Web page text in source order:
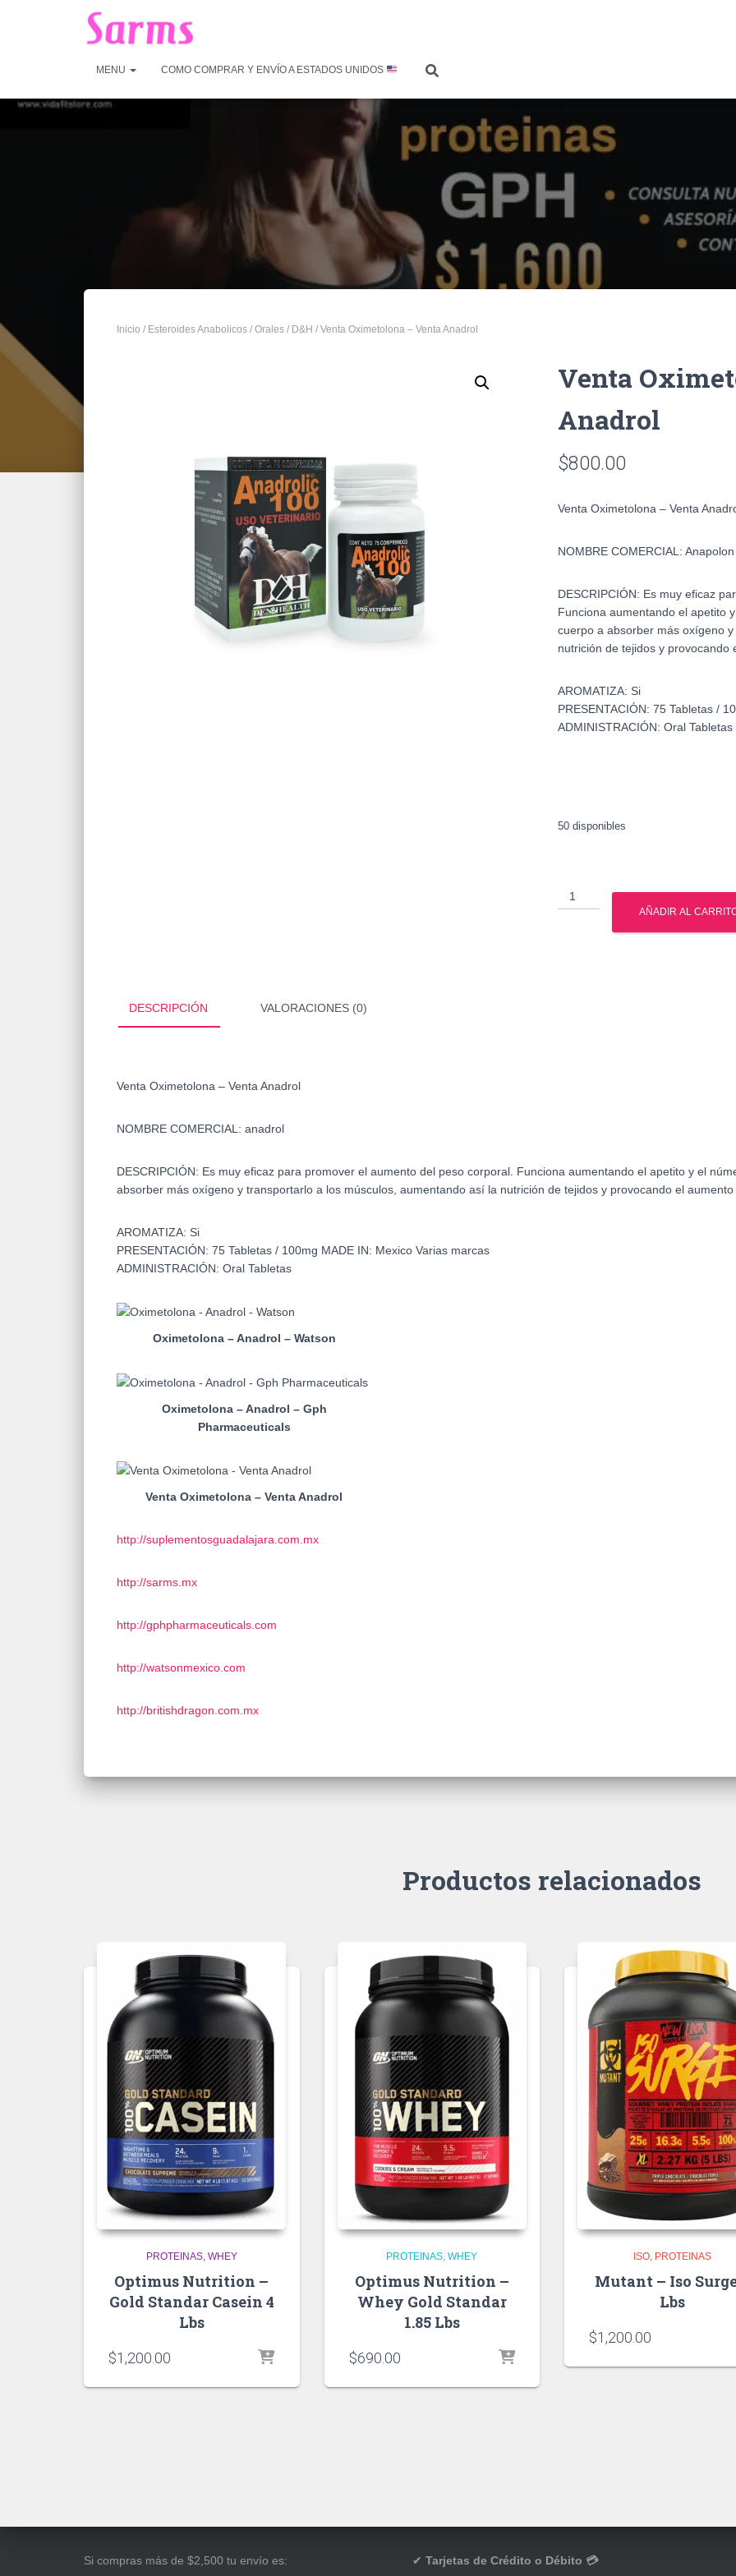
MENU COMO COMPRAR Y ENVÍO A ESTADOS UNIDOS
Inicio / Esteroides Anabolicos / Orales / D&H / Venta Oximetolona – Venta Anadrol
Venta
Anadrol
$800.00
Venta Oximetolona – Venta
NOMBRE COMERCIAL: Anapolon
DESCRIPCIÓN: Es muy eficaz
Funciona aumentando el apetito
cuerpo a absorber más oxígeno
nutrición de tejidos y provocando
AROMATIZA: Si
PRESENTACIÓN: 75 Tabletas /
ADMINISTRACIÓN: Oral Tabletas
50 disponibles
Venta
Oximetolona
AÑADIR AL
DESCRIPCIÓN VALORACIONES (0)
Venta Oximetolona – Venta Anadrol
NOMBRE COMERCIAL: anadrol
DESCRIPCIÓN: Es muy eficaz para promover el aumento del peso corporal. Funciona aumentando el apetito y el
absorber más oxígeno y transportarlo a los músculos, aumentando así la nutrición de tejidos y provocando el
AROMATIZA: Si
PRESENTACIÓN: 75 Tabletas / 100mg MADE IN: Mexico Varias marcas
ADMINISTRACIÓN: Oral Tabletas
Oximetolona – Anadrol – Watson
Oximetolona – Anadrol – Gph
Pharmaceuticals
Venta Oximetolona – Venta Anadrol
http://suplementosguadalajara.com.mx
http://sarms.mx
http://gphpharmaceuticals.com
http://watsonmexico.com
http://britishdragon.com.mx
Productos relacionados
PROTEINAS WHEY
Optimus Nutrition –
Gold Standar Casein 4
Lbs
$1,200.00
PROTEINAS WHEY
Optimus Nutrition –
Whey Gold Standar
1.85 Lbs
$690.00
ISO PROTEINAS
Mutant – Iso
Lbs
$1,200.00
Si compras más de $2,500 tu envío es: ✔ Tarjetas de Crédito o Débito 💳